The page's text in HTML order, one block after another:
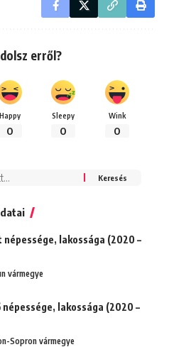
erről?
Happy
0
Sleepy
0
Wink
0
népessége, lakossága (2020 –
vármegye
lakossága (2020 –
Sopron vármegye